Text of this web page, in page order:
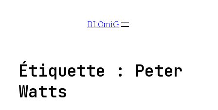
BLOmiG
Étiquette : Peter
Watts